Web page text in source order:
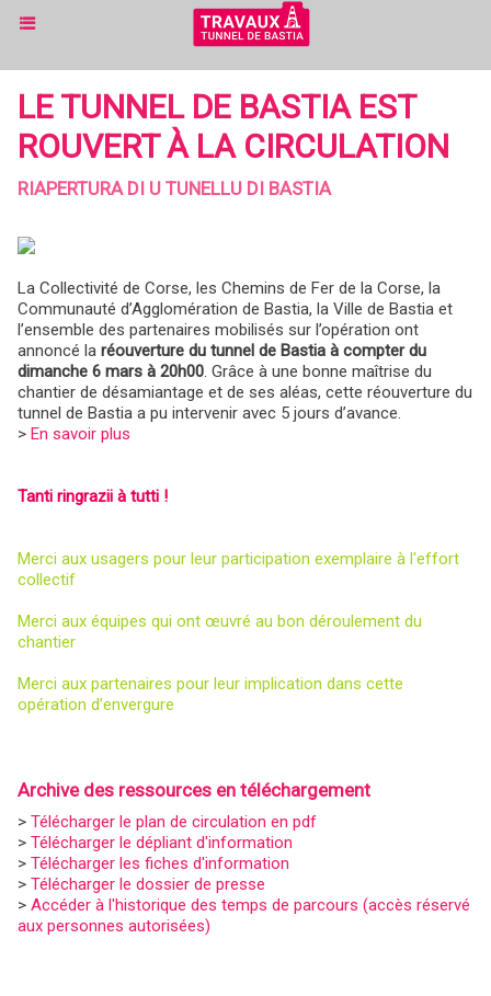
LE TUNNEL DE BASTIA EST
ROUVERT À LA CIRCULATION
RIAPERTURA DI U TUNELLU DI BASTIA
La Collectivité de Corse, les Chemins de Fer de la Corse, la
Communauté d’Agglomération de Bastia, la Ville de Bastia et
l’ensemble des partenaires mobilisés sur l’opération ont
annoncé la réouverture du tunnel de Bastia à compter du
dimanche 6 mars à 20h00. Grâce à une bonne maîtrise du
chantier de désamiantage et de ses aléas, cette réouverture du
tunnel de Bastia a pu intervenir avec 5 jours d’avance.
> En savoir plus
Tanti ringrazii à tutti !
Merci aux usagers pour leur participation exemplaire à l'effort
collectif
Merci aux équipes qui ont œuvré au bon déroulement du
chantier
Merci aux partenaires pour leur implication dans cette
opération d’envergure
Archive des ressources en téléchargement
Télécharger le plan de circulation en pdf
> Télécharger le dépliant d'information
> Télécharger les fiches d'information
> Télécharger le dossier de presse
> Accéder à l'historique des temps de parcours (accès réservé
aux personnes autorisées)